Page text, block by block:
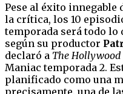
Pese al éxito innegable
la crítica, los 10
temporada será todo lo
según su productor
declaró a The Hollywood
Maniac temporada 2.
planificado como una
precisamente, una de